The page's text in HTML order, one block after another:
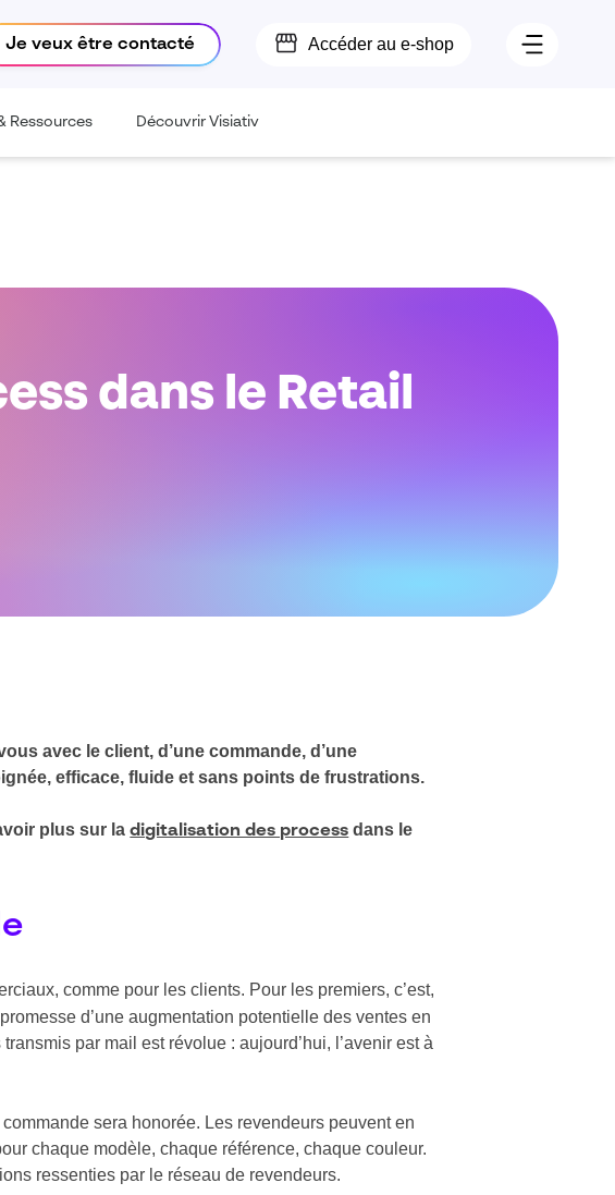
Je veux être contacté Accéder au e-shop
Ressources Découvrir Visiativ
dans le Retail
avec le client, d’une commande, d’une
efficace, fluide et sans points de frustrations.
plus sur ladigitalisation des process dans le
comme pour les clients. Pour les premiers, c’est,
d’une augmentation potentielle des ventes en
par mail est révolue : aujourd’hui, l’avenir est à
sera honorée. Les revendeurs peuvent en
chaque modèle, chaque référence, chaque couleur.
ressenties par le réseau de revendeurs.